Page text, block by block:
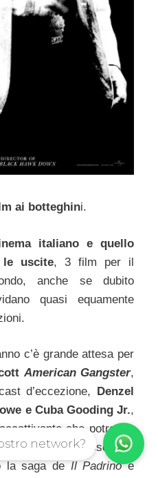
ai botteghini.
italiano e quello
uscite, 3 film per il
anche se dubito
quasi equamente
c’è grande attesa per
American Gangster,
d’eccezione, Denzel
e Cuba Gooding Jr.,
che potrebbe
stesso successo che
la saga de Il Padrinoe
network?